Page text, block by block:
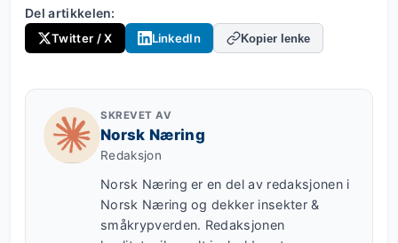
Del artikkelen:
Twitter / X LinkedIn Kopier lenke
SKREVET AV
Norsk Næring
Redaksjon
Norsk Næring er en del av redaksjonen i
Norsk Næring og dekker insekter &
småkrypverden. Redaksjonen